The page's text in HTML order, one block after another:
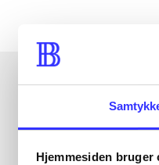
Hjemmesiden bruger